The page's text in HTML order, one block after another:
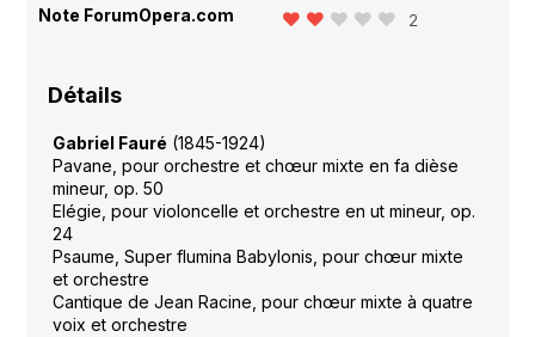
Note ForumOpera.com 2
Détails
Gabriel Fauré (1845-1924)
Pavane, pour orchestre et chœur mixte en fa dièse
mineur, op. 50
Elégie, pour violoncelle et orchestre en ut mineur, op.
24
Psaume, Super flumina Babylonis, pour chœur mixte
et orchestre
Cantique de Jean Racine, pour chœur mixte à quatre
voix et orchestre